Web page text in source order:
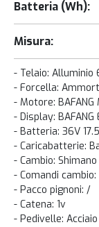
Batteria (Wh):
Misura:
- Telaio: Alluminio
- Forcella:
- Motore:
- Display:
- Batteria: 36V
- Caricabatterie:
- Cambio: Shimano
- Comandi
- Pacco pignoni: /
- Catena: 1v
- Pedivelle: Acciaio